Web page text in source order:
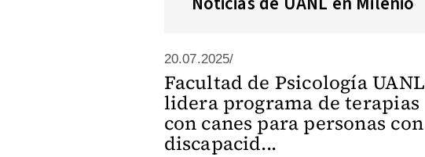
20.07.2025/
Facultad de Psicología UANL
lidera programa de terapias
con canes para personas con
discapacid...